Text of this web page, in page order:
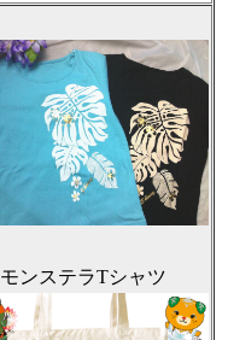
モンステラTシャツ